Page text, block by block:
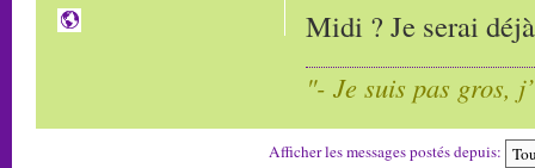
Midi ? Je serai
"- Je suis pas gros,
Afficher les messages postés depuis: